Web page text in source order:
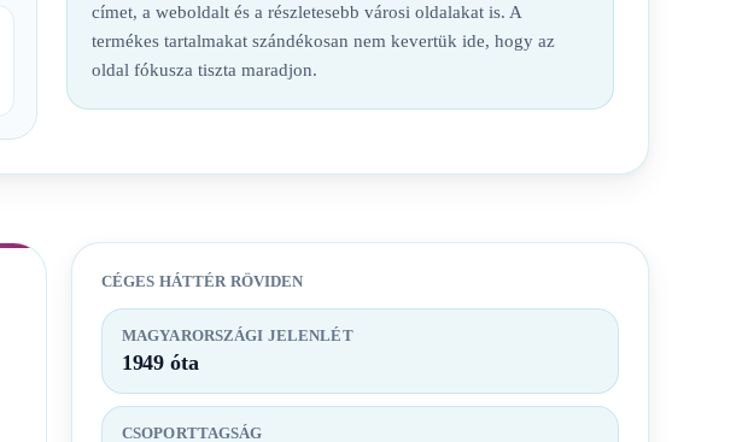
címet, a weboldalt és a részletesebb városi oldalakat is. A
termékes tartalmakat szándékosan nem kevertük ide, hogy az
oldal fókusza tiszta maradjon.
CÉGES HÁTTÉR RÖVIDEN
MAGYARORSZÁGI JELENLÉT
1949 óta
CSOPORTTAGSÁG